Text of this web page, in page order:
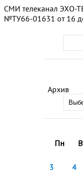
Архив
Пн
3
4
СМИ телеканал ЭХО-
№ТУ66-01631 от 16